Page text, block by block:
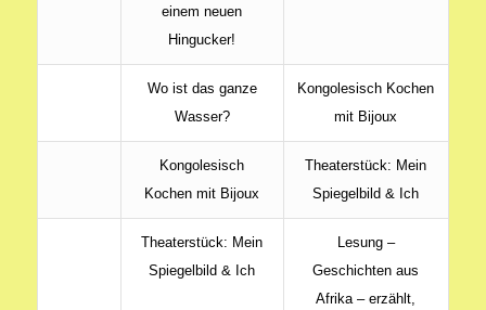
einem neuen
Hingucker!
Wo ist das ganze
Wasser?
Kongolesisch Kochen
mit Bijoux
Kongolesisch
Kochen mit Bijoux
Theaterstück: Mein
Spiegelbild & Ich
Theaterstück: Mein
Spiegelbild & Ich
Lesung –
Geschichten aus
Afrika – erzählt,